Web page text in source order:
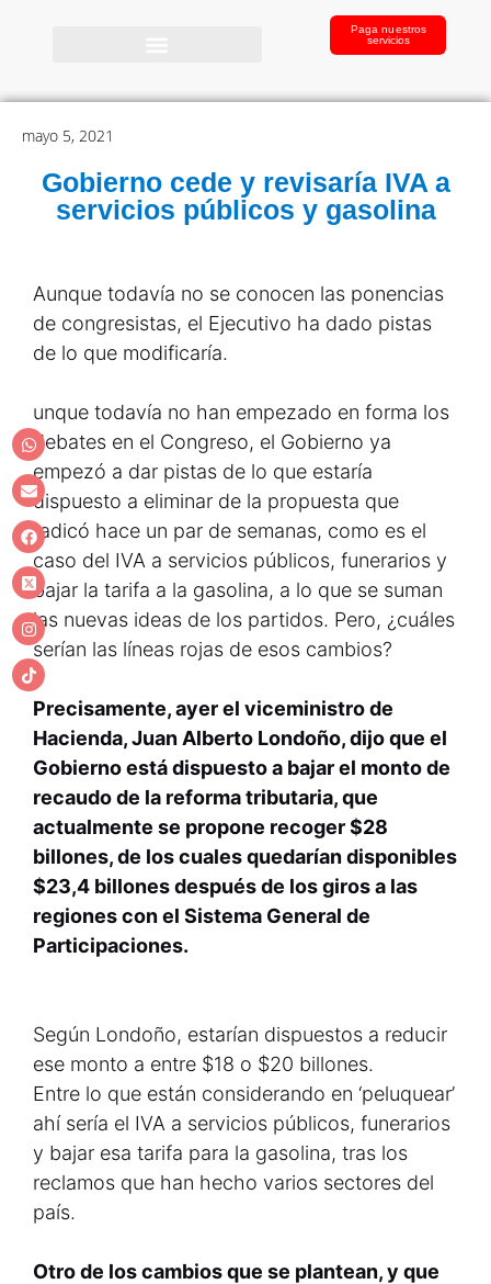
Paga nuestros
servicios
mayo 5, 2021
Gobierno cede y revisaría IVA a
servicios públicos y gasolina
Aunque todavía no se conocen las ponencias
de congresistas, el Ejecutivo ha dado pistas
de lo que modificaría.
unque todavía no han empezado en forma los
debates en el Congreso, el Gobierno ya
empezó a dar pistas de lo que estaría
dispuesto a eliminar de la propuesta que
radicó hace un par de semanas, como es el
caso del IVA a servicios públicos, funerarios y
bajar la tarifa a la gasolina, a lo que se suman
las nuevas ideas de los partidos. Pero, ¿cuáles
serían las líneas rojas de esos cambios?
Precisamente, ayer el viceministro de
Hacienda, Juan Alberto Londoño, dijo que el
Gobierno está dispuesto a bajar el monto de
recaudo de la reforma tributaria, que
actualmente se propone recoger $28
billones, de los cuales quedarían disponibles
$23,4 billones después de los giros a las
regiones con el Sistema General de
Participaciones.
Según Londoño, estarían dispuestos a reducir
ese monto a entre $18 o $20 billones.
Entre lo que están considerando en ‘peluquear’
ahí sería el IVA a servicios públicos, funerarios
y bajar esa tarifa para la gasolina, tras los
reclamos que han hecho varios sectores del
país.
Otro de los cambios que se plantean, y que